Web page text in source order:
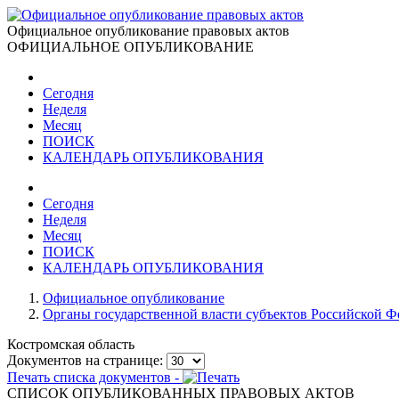
Официальное опубликование правовых актов
ОФИЦИАЛЬНОЕ ОПУБЛИКОВАНИЕ
Сегодня
Неделя
Месяц
ПОИСК
КАЛЕНДАРЬ ОПУБЛИКОВАНИЯ
Сегодня
Неделя
Месяц
ПОИСК
КАЛЕНДАРЬ ОПУБЛИКОВАНИЯ
Официальное опубликование
Органы государственной власти субъектов Российской
Костромская область
Документов на странице:
Печать списка документов -
СПИСОК ОПУБЛИКОВАННЫХ ПРАВОВЫХ АКТОВ